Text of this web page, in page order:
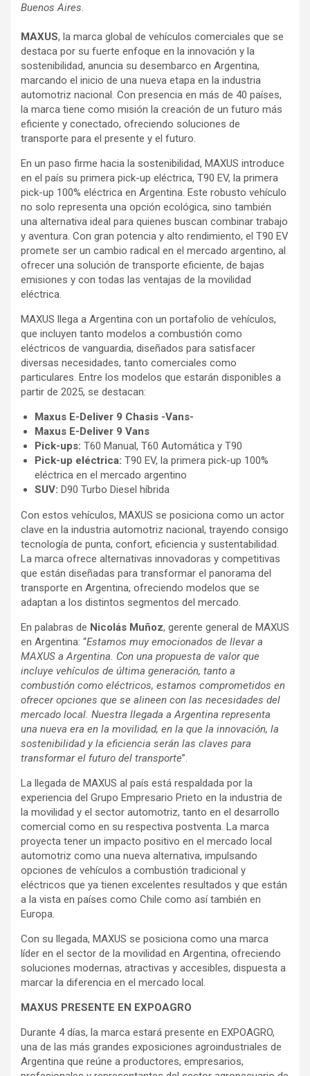
Buenos Aires.
MAXUS, la marca global de vehículos comerciales que se
destaca por su fuerte enfoque en la innovación y la
sostenibilidad, anuncia su desembarco en Argentina,
marcando el inicio de una nueva etapa en la industria
automotriz nacional. Con presencia en más de 40 países,
la marca tiene como misión la creación de un futuro más
eficiente y conectado, ofreciendo soluciones de
transporte para el presente y el futuro.
En un paso firme hacia la sostenibilidad, MAXUS introduce
en el país su primera pick-up eléctrica, T90 EV, la primera
pick-up 100% eléctrica en Argentina. Este robusto vehículo
no solo representa una opción ecológica, sino también
una alternativa ideal para quienes buscan combinar trabajo
y aventura. Con gran potencia y alto rendimiento, el T90 EV
promete ser un cambio radical en el mercado argentino, al
ofrecer una solución de transporte eficiente, de bajas
emisiones y con todas las ventajas de la movilidad
eléctrica.
MAXUS llega a Argentina con un portafolio de vehículos,
que incluyen tanto modelos a combustión como
eléctricos de vanguardia, diseñados para satisfacer
diversas necesidades, tanto comerciales como
particulares. Entre los modelos que estarán disponibles a
partir de 2025, se destacan:
Maxus E-Deliver 9 Chasis -Vans-
Maxus E-Deliver 9 Vans
Pick-ups: T60 Manual, T60 Automática y T90
Pick-up eléctrica: T90 EV, la primera pick-up 100%
eléctrica en el mercado argentino
SUV: D90 Turbo Diesel híbrida
Con estos vehículos, MAXUS se posiciona como un actor
clave en la industria automotriz nacional, trayendo consigo
tecnología de punta, confort, eficiencia y sustentabilidad.
La marca ofrece alternativas innovadoras y competitivas
que están diseñadas para transformar el panorama del
transporte en Argentina, ofreciendo modelos que se
adaptan a los distintos segmentos del mercado.
En palabras de Nicolás Muñoz, gerente general de MAXUS
en Argentina: “Estamos muy emocionados de llevar a
MAXUS a Argentina. Con una propuesta de valor que
incluye vehículos de última generación, tanto a
combustión como eléctricos, estamos comprometidos en
ofrecer opciones que se alineen con las necesidades del
mercado local. Nuestra llegada a Argentina representa
una nueva era en la movilidad, en la que la innovación, la
sostenibilidad y la eficiencia serán las claves para
transformar el futuro del transporte”.
La llegada de MAXUS al país está respaldada por la
experiencia del Grupo Empresario Prieto en la industria de
la movilidad y el sector automotriz, tanto en el desarrollo
comercial como en su respectiva postventa. La marca
proyecta tener un impacto positivo en el mercado local
automotriz como una nueva alternativa, impulsando
opciones de vehículos a combustión tradicional y
eléctricos que ya tienen excelentes resultados y que están
a la vista en países como Chile como así también en
Europa.
Con su llegada, MAXUS se posiciona como una marca
líder en el sector de la movilidad en Argentina, ofreciendo
soluciones modernas, atractivas y accesibles, dispuesta a
marcar la diferencia en el mercado local.
MAXUS PRESENTE EN EXPOAGRO
Durante 4 días, la marca estará presente en EXPOAGRO,
una de las más grandes exposiciones agroindustriales de
Argentina que reúne a productores, empresarios,